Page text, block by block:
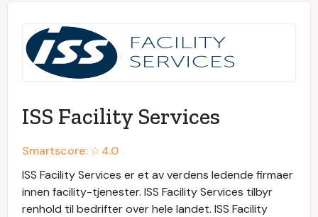
ISS Facility Services
Smartscore: ☆4.0
ISS Facility Services er et av verdens ledende firmaer
innen facility-tjenester. ISS Facility Services tilbyr
renhold til bedrifter over hele landet. ISS Facility